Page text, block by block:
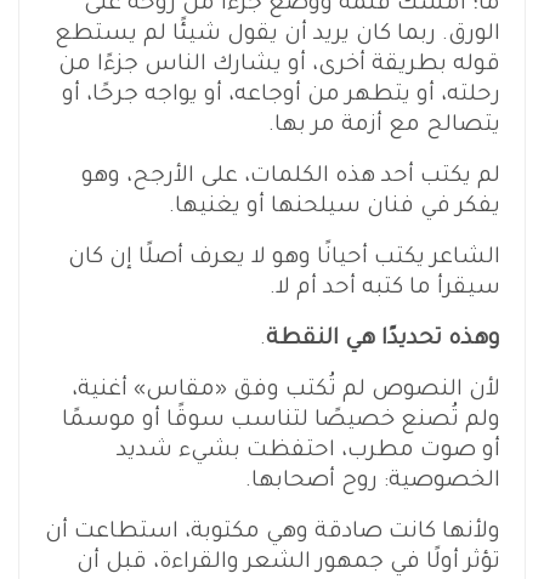
الورق. ربما كان يريد أن يقول شيئًا لم يستطع
قوله بطريقة أخرى، أو يشارك الناس جزءًا من
رحلته، أو يتطهر من أوجاعه، أو يواجه جرحًا، أو
يتصالح مع أزمة مر بها.
لم يكتب أحد هذه الكلمات، على الأرجح، وهو
يفكر في فنان سيلحنها أو يغنيها.
الشاعر يكتب أحيانًا وهو لا يعرف أصلًا إن كان
سيقرأ ما كتبه أحد أم لا.
وهذه تحديدًا هي النقطة.
لأن النصوص لم تُكتب وفق «مقاس» أغنية،
ولم تُصنع خصيصًا لتناسب سوقًا أو موسمًا
أو صوت مطرب، احتفظت بشيء شديد
الخصوصية: روح أصحابها.
ولأنها كانت صادقة وهي مكتوبة، استطاعت أن
تؤثر أولًا في جمهور الشعر والقراءة، قبل أن